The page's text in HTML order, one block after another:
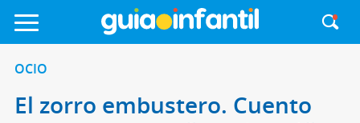
OCIO
El zorro embustero. Cuento